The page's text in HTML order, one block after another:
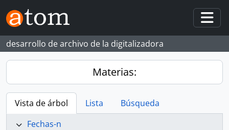
Skip to main content
desarrollo de archivo de la digitalizadora
Materias:
Vista de árbol Lista
Búsqueda
Fechas-n